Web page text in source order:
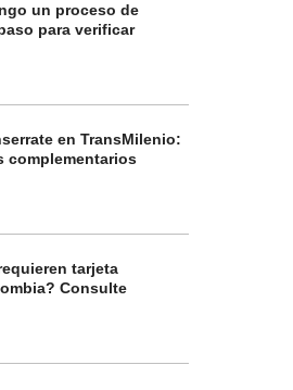
un proceso de
para verificar
en TransMilenio:
complementarios
tarjeta
Consulte